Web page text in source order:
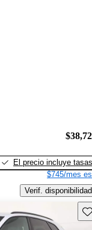
El precio incluye tasas
$745/mes
Verif. disponibilidad